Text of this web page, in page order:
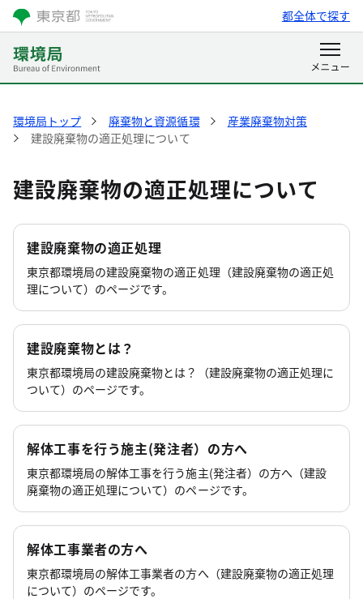
都全体で探す
環境局トップ 廃棄物と資源循環
産業廃棄物対策
建設廃棄物の適正処理について
建設廃棄物の適正処理について
建設廃棄物の適正処理
東京都環境局の建設廃棄物の適正処理（建設廃棄物の適正処
理について）のページです。
建設廃棄物とは？
東京都環境局の建設廃棄物とは？（建設廃棄物の適正処理に
ついて）のページです。
解体工事を行う施主(発注者）の方へ
東京都環境局の解体工事を行う施主(発注者）の方へ（建設
廃棄物の適正処理について）のページです。
解体工事業者の方へ
東京都環境局の解体工事業者の方へ（建設廃棄物の適正処理
について）のページです。